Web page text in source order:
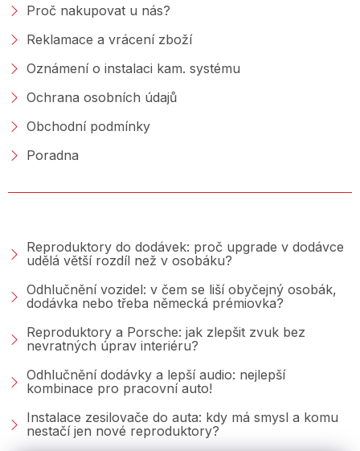
Proč nakupovat u nás?
Reklamace a vrácení zboží
Oznámení o instalaci kam. systému
Ochrana osobních údajů
Obchodní podmínky
Poradna
Reproduktory do dodávek: proč upgrade v dodávce
udělá větší rozdíl než v osobáku?
Odhlučnění vozidel: v čem se liší obyčejný osobák,
dodávka nebo třeba německá prémiovka?
Reproduktory a Porsche: jak zlepšit zvuk bez
nevratných úprav interiéru?
Odhlučnění dodávky a lepší audio: nejlepší
kombinace pro pracovní auto!
Instalace zesilovače do auta: kdy má smysl a komu
nestačí jen nové reproduktory?